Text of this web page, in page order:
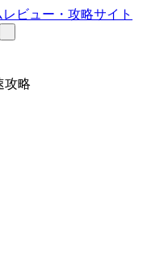
攻略